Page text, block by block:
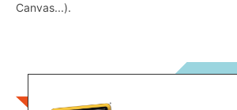
Canvas...).